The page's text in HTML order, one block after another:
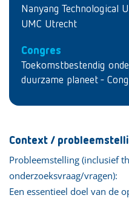
Nanyang Technological
UMC Utrecht
Congres
Toekomstbestendig
duurzame planeet -
Context /
Probleemstelling (inclusief
onderzoeksvraag/vragen):
Een essentieel doel van de